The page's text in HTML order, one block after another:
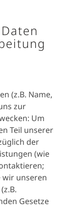
(z.B. Name,
zur
Um
Teil unserer
der
(wie
unseren
Gesetze